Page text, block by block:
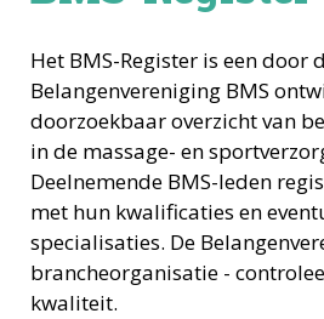
Het BMS-Register is een door
Belangenvereniging BMS
doorzoekbaar overzicht van
in de massage- en
Deelnemende BMS-leden
met hun kwalificaties en
specialisaties. De
brancheorganisatie -
kwaliteit.